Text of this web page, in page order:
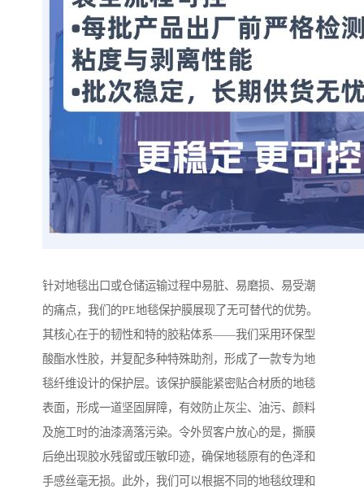
针对地毯出口或仓储运输过程中易脏、易磨损、易受潮
的痛点，我们的PE地毯保护膜展现了无可替代的优势。
其核心在于的韧性和特的胶粘体系——我们采用环保型
酸酯水性胶，并复配多种特殊助剂，形成了一款专为地
毯纤维设计的保护层。该保护膜能紧密贴合材质的地毯
表面，形成一道坚固屏障，有效防止灰尘、油污、颜料
及施工时的油漆滴落污染。令外贸客户放心的是，撕膜
后绝出现胶水残留或压敏印迹，确保地毯原有的色泽和
手感丝毫无损。此外，我们可以根据不同的地毯纹理和